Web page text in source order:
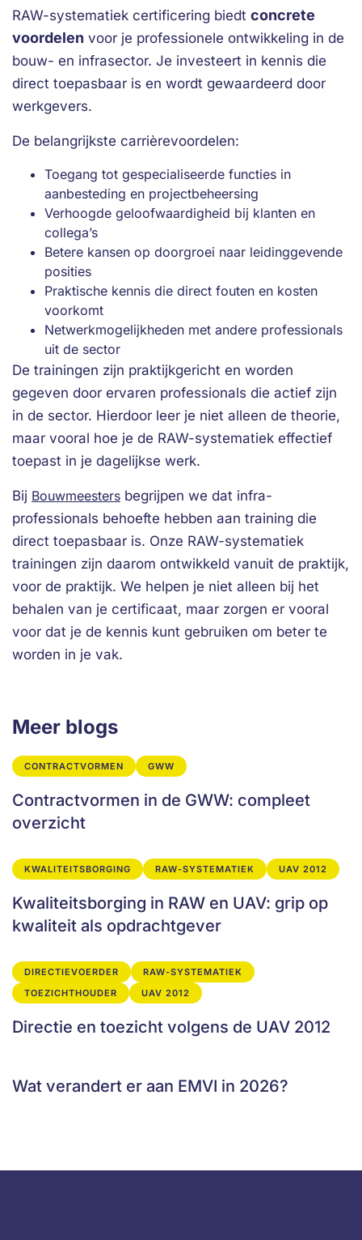
RAW-systematiek certificering biedt concrete
voordelen voor je professionele ontwikkeling in de
bouw- en infrasector. Je investeert in kennis die
direct toepasbaar is en wordt gewaardeerd door
werkgevers.
De belangrijkste carrièrevoordelen:
Toegang tot gespecialiseerde functies in
aanbesteding en projectbeheersing
Verhoogde geloofwaardigheid bij klanten en
collega’s
Betere kansen op doorgroei naar leidinggevende
posities
Praktische kennis die direct fouten en kosten
voorkomt
Netwerkmogelijkheden met andere professionals
uit de sector
De trainingen zijn praktijkgericht en worden
gegeven door ervaren professionals die actief zijn
in de sector. Hierdoor leer je niet alleen de theorie,
maar vooral hoe je de RAW-systematiek effectief
toepast in je dagelijkse werk.
Bij Bouwmeesters begrijpen we dat infra-
professionals behoefte hebben aan training die
direct toepasbaar is. Onze RAW-systematiek
trainingen zijn daarom ontwikkeld vanuit de praktijk,
voor de praktijk. We helpen je niet alleen bij het
behalen van je certificaat, maar zorgen er vooral
voor dat je de kennis kunt gebruiken om beter te
worden in je vak.
Meer blogs
CONTRACTVORMEN GWW
Contractvormen in de GWW: compleet
overzicht
KWALITEITSBORGING RAW-SYSTEMATIEK UAV 2012
Kwaliteitsborging in RAW en UAV: grip op
kwaliteit als opdrachtgever
DIRECTIEVOERDER
RAW-SYSTEMATIEK
TOEZICHTHOUDER
UAV 2012
Directie en toezicht volgens de UAV 2012
Wat verandert er aan EMVI in 2026?